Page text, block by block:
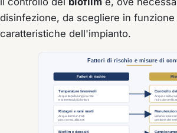
disinfezione, da scegliere in funzione
caratteristiche dell'impianto.